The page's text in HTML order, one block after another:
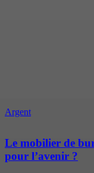
Argent
Le mobilier de
pour l’avenir ?